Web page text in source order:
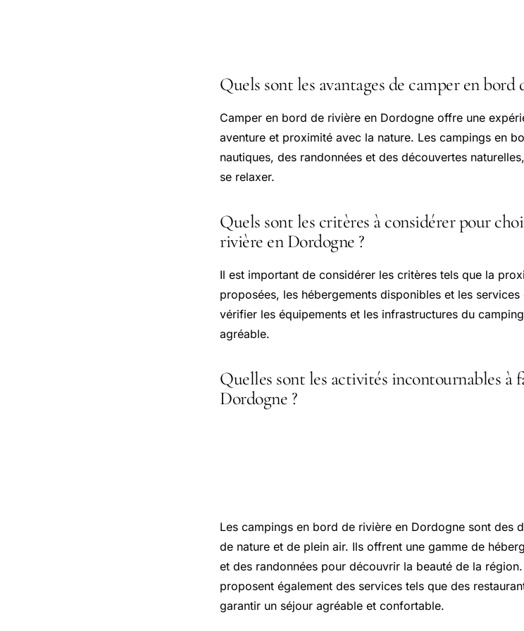
Quels sont les avantages de camper en bord
Camper en bord de rivière en Dordogne offre une
aventure et proximité avec la nature. Les campings en
nautiques, des randonnées et des découvertes
se relaxer.
Quels sont les critères à considérer pour
rivière en Dordogne ?
Il est important de considérer les critères tels que la
proposées, les hébergements disponibles et les
vérifier les équipements et les infrastructures du
agréable.
Quelles sont les activités incontournables à
Dordogne ?
Les campings en bord de rivière en Dordogne sont des
de nature et de plein air. Ils offrent une gamme de
et des randonnées pour découvrir la beauté de la
proposent également des services tels que des
garantir un séjour agréable et confortable.